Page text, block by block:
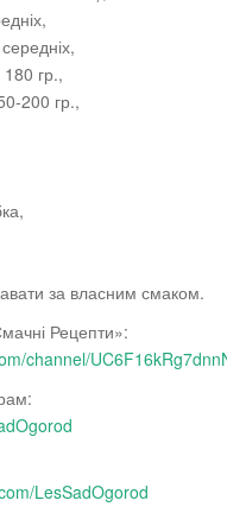
гр.,
200 гр.,
за власним смаком.
Рецепти»:
channel/
LesSadOgorod